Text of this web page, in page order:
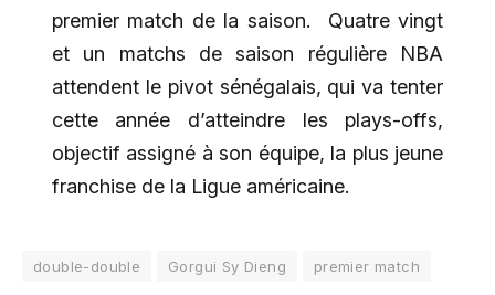
premier match de la saison. Quatre vingt
et un matchs de saison régulière NBA
attendent le pivot sénégalais, qui va tenter
cette année d’atteindre les plays-offs,
objectif assigné à son équipe, la plus jeune
franchise de la Ligue américaine.
double-double Gorgui Sy Dieng premier match